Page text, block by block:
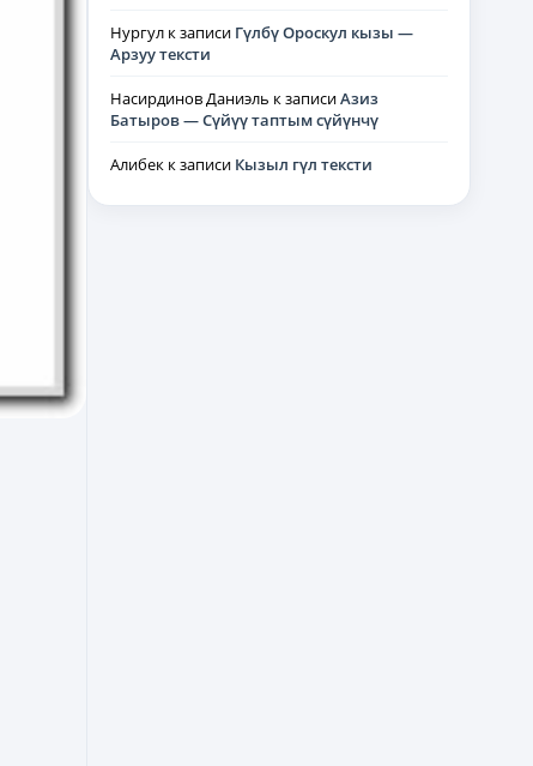
Нургул к записи Гүлбү Ороскул кызы —
Арзуу тексти
Насирдинов Даниэль к записиАзиз
Батыров — Сүйүү таптым сүйүнчү
Алибек к записи Кызыл гүл тексти